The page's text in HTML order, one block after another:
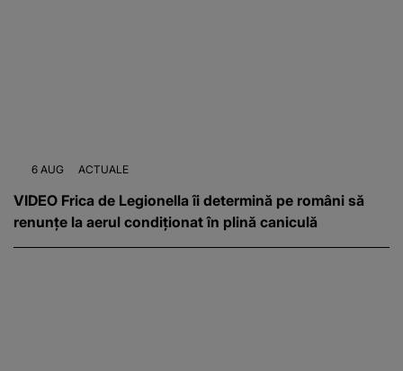
6 AUG ACTUALE
VIDEO Frica de Legionella îi determină pe români să
renunțe la aerul condiționat în plină caniculă